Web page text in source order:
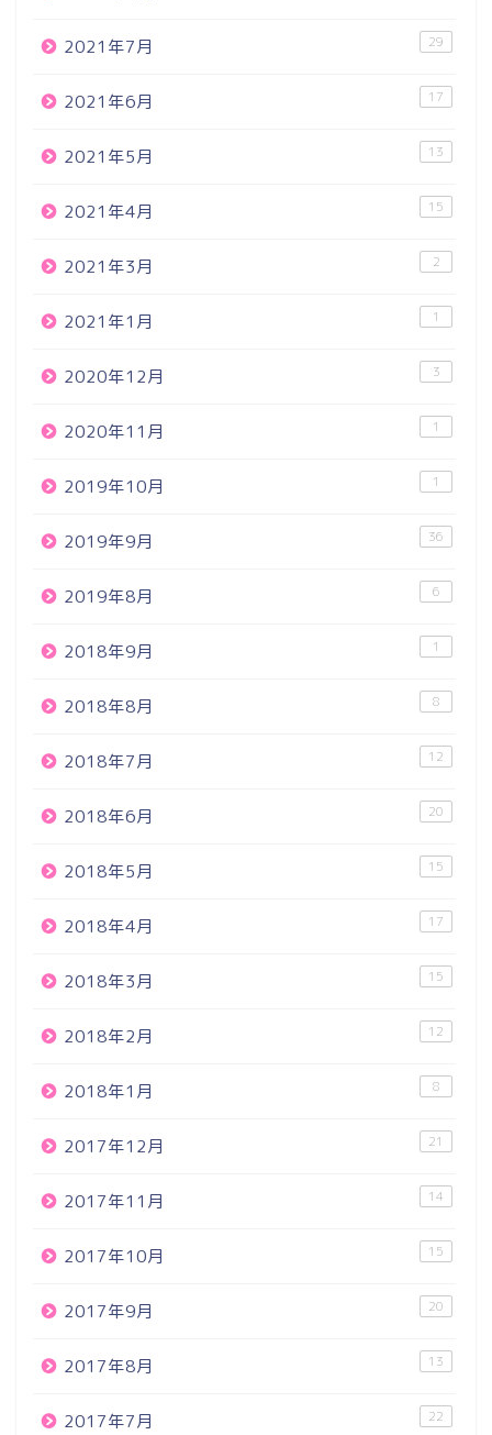
2021年7月 29
2021年6月 17
2021年5月 13
2021年4月 15
2021年3月 2
2021年1月 1
2020年12月 3
2020年11月 1
2019年10月 1
2019年9月 36
2019年8月 6
2018年9月 1
2018年8月 8
2018年7月 12
2018年6月 20
2018年5月 15
2018年4月 17
2018年3月 15
2018年2月 12
2018年1月 8
2017年12月 21
2017年11月 14
2017年10月 15
2017年9月 20
2017年8月 13
2017年7月 22